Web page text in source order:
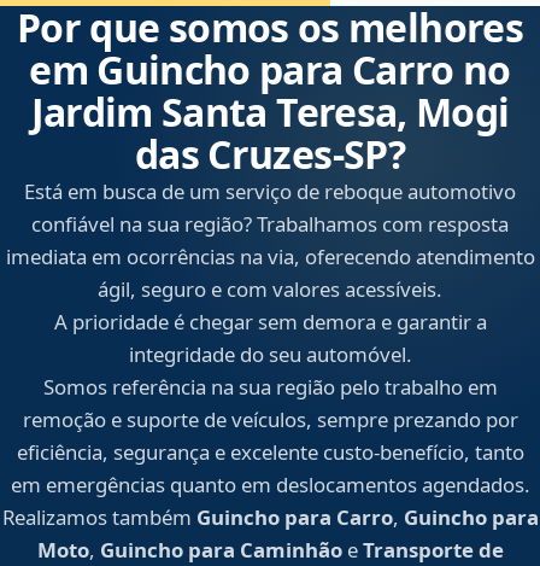
Por que somos os melhores
em Guincho para Carro no
Jardim Santa Teresa, Mogi
das Cruzes‑SP?
Está em busca de um serviço de reboque automotivo
confiável na sua região? Trabalhamos com resposta
imediata em ocorrências na via, oferecendo atendimento
ágil, seguro e com valores acessíveis.
A prioridade é chegar sem demora e garantir a
integridade do seu automóvel.
Somos referência na sua região pelo trabalho em
remoção e suporte de veículos, sempre prezando por
eficiência, segurança e excelente custo-benefício, tanto
em emergências quanto em deslocamentos agendados.
Realizamos também Guincho para Carro, Guincho para
Moto, Guincho para CaminhãoeTransporte de